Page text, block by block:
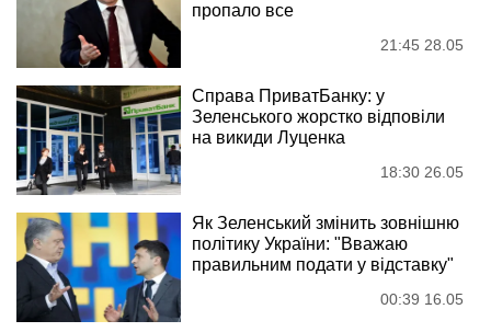
пропало все
21:45 28.05
Справа ПриватБанку: у
Зеленського жорстко відповіли
на викиди Луценка
18:30 26.05
Як Зеленський змінить зовнішню
політику України: "Вважаю
правильним подати у відставку"
00:39 16.05